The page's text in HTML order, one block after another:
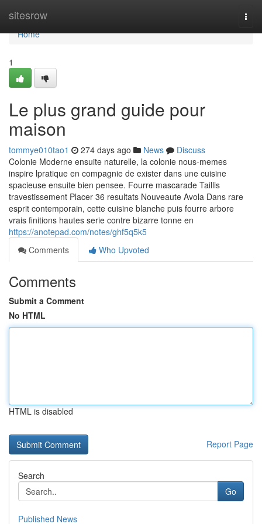
sitesrow
Home
Home
1
Le plus grand guide pour
maison
tommye010tao1 274 days ago News
Discuss
Colonie Moderne ensuite naturelle, la colonie nous-memes
inspire lpratique en compagnie de exister dans une cuisine
spacieuse ensuite bien pensee. Fourre mascarade Taillis
travestissement Placer 36 resultats Nouveaute Avola Dans rare
esprit contemporain, cette cuisine blanche puis fourre arbore
vrais finitions hautes serie contre bizarre tonne en
https://anotepad.com/notes/ghf5q5k5
Comments
Who Upvoted
Comments
Submit a Comment
No HTML
HTML is disabled
Report Page
Search
Go
Published News